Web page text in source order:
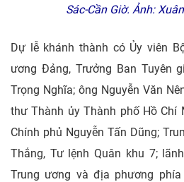
Sác-Cần Giờ. Ảnh:
Dự lễ khánh thành có Ủy viên
ương Đảng, Trưởng Ban Tuyên
Trọng Nghĩa; ông Nguyễn Văn
thư Thành ủy Thành phố Hồ Chí
Chính phủ Nguyễn Tấn Dũng;
Thắng, Tư lệnh Quân khu 7;
Trung ương và địa phương